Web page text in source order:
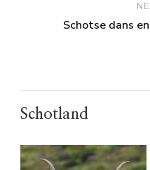
Schotse dans
Schotland